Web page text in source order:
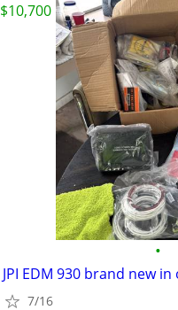
•
JPI EDM 930 brand new
7/16
$10,700